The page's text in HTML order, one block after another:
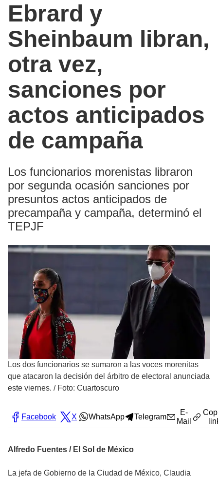
Ebrard y
Sheinbaum libran,
otra vez,
sanciones por
actos anticipados
de campaña
Los funcionarios morenistas libraron
por segunda ocasión sanciones por
presuntos actos anticipados de
precampaña y campaña, determinó el
TEPJF
Los dos funcionarios se sumaron a las voces morenitas
que atacaron la decisión del árbitro de electoral anunciada
este viernes. / Foto: Cuartoscuro
Facebook X WhatsApp Telegram
E-
Mail
Alfredo Fuentes / El Sol de México
La jefa de Gobierno de la Ciudad de México, Claudia